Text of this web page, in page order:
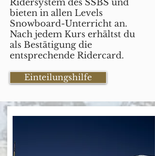
Ridersystem des SSBS und
bieten in allen Levels
Snowboard-Unterricht an.
Nach jedem Kurs erhältst du
als Bestätigung die
entsprechende Ridercard.
Einteilungshilfe